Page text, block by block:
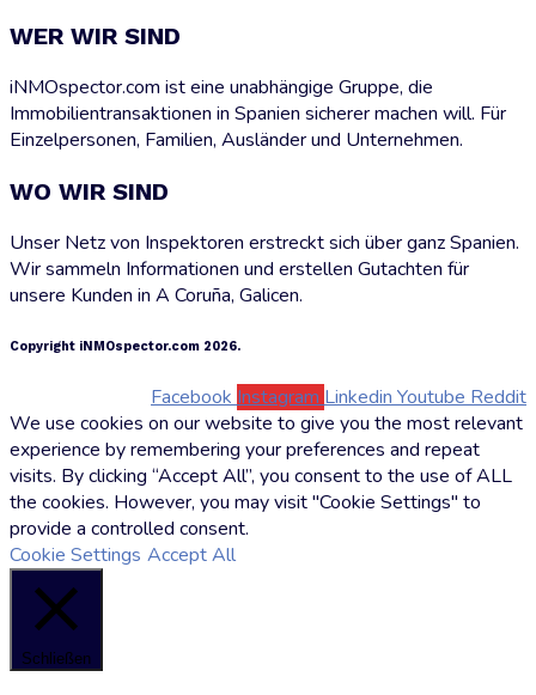
WER WIR SIND
iNMOspector.com ist eine unabhängige Gruppe, die
Immobilientransaktionen in Spanien sicherer machen will. Für
Einzelpersonen, Familien, Ausländer und Unternehmen.
WO WIR SIND
Unser Netz von Inspektoren erstreckt sich über ganz Spanien.
Wir sammeln Informationen und erstellen Gutachten für
unsere Kunden in A Coruña, Galicen.
Copyright iNMOspector.com 2026.
Facebook Instagram Linkedin Youtube Reddit
We use cookies on our website to give you the most relevant
experience by remembering your preferences and repeat
visits. By clicking “Accept All”, you consent to the use of ALL
the cookies. However, you may visit "Cookie Settings" to
provide a controlled consent.
Cookie Settings Accept All
Schließen